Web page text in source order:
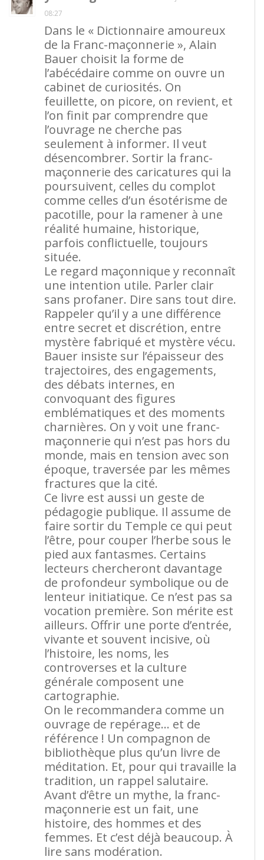
08:27
Dans le « Dictionnaire amoureux
de la Franc-maçonnerie », Alain
Bauer choisit la forme de
l’abécédaire comme on ouvre un
cabinet de curiosités. On
feuillette, on picore, on revient, et
l’on finit par comprendre que
l’ouvrage ne cherche pas
seulement à informer. Il veut
désencombrer. Sortir la franc-
maçonnerie des caricatures qui la
poursuivent, celles du complot
comme celles d’un ésotérisme de
pacotille, pour la ramener à une
réalité humaine, historique,
parfois conflictuelle, toujours
située.
Le regard maçonnique y reconnaît
une intention utile. Parler clair
sans profaner. Dire sans tout dire.
Rappeler qu’il y a une différence
entre secret et discrétion, entre
mystère fabriqué et mystère vécu.
Bauer insiste sur l’épaisseur des
trajectoires, des engagements,
des débats internes, en
convoquant des figures
emblématiques et des moments
charnières. On y voit une franc-
maçonnerie qui n’est pas hors du
monde, mais en tension avec son
époque, traversée par les mêmes
fractures que la cité.
Ce livre est aussi un geste de
pédagogie publique. Il assume de
faire sortir du Temple ce qui peut
l’être, pour couper l’herbe sous le
pied aux fantasmes. Certains
lecteurs chercheront davantage
de profondeur symbolique ou de
lenteur initiatique. Ce n’est pas sa
vocation première. Son mérite est
ailleurs. Offrir une porte d’entrée,
vivante et souvent incisive, où
l’histoire, les noms, les
controverses et la culture
générale composent une
cartographie.
On le recommandera comme un
ouvrage de repérage… et de
référence ! Un compagnon de
bibliothèque plus qu’un livre de
méditation. Et, pour qui travaille la
tradition, un rappel salutaire.
Avant d’être un mythe, la franc-
maçonnerie est un fait, une
histoire, des hommes et des
femmes. Et c’est déjà beaucoup. À
lire sans modération.